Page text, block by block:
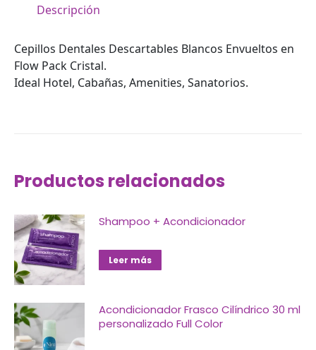
Descripción
Cepillos Dentales Descartables Blancos Envueltos en
Flow Pack Cristal.
Ideal Hotel, Cabañas, Amenities, Sanatorios.
Productos relacionados
Shampoo + Acondicionador
Leer más
Acondicionador Frasco Cilíndrico 30 ml
personalizado Full Color